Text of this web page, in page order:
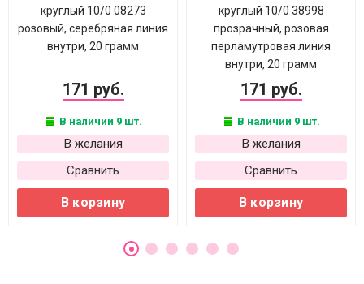
круглый 10/0 08273
розовый, серебряная линия
внутри, 20 грамм
171 руб.
В наличии 9 шт.
В желания
Сравнить
В корзину
круглый 10/0 38998
прозрачный, розовая
перламутровая линия
внутри, 20 грамм
171 руб.
В наличии 9 шт.
В желания
Сравнить
В корзину